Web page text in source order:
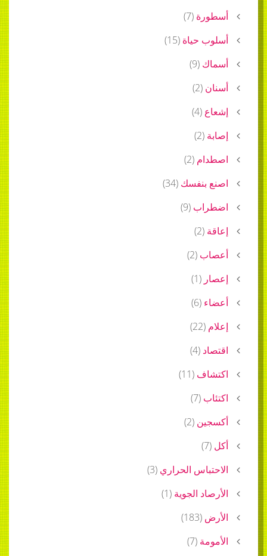
أسطورة (
7
)
أسلوب حياة (
15
)
أسماك (
9
)
أسنان (
2
)
إشعاع (
4
)
إصابة (
2
)
اصطدام (
2
)
اصنع بنفسك (
34
)
اضطراب (
9
)
إعاقة (
2
)
أعصاب (
2
)
إعصار (
1
)
أعضاء (
6
)
إعلام (
22
)
اقتصاد (
4
)
اكتشاف (
11
)
اكتئاب (
7
)
أكسجين (
2
)
أكل (
7
)
الاحتباس الحراري (
3
)
الأرصاد الجوية (
1
)
الأرض (
183
)
الأمومة (
7
)